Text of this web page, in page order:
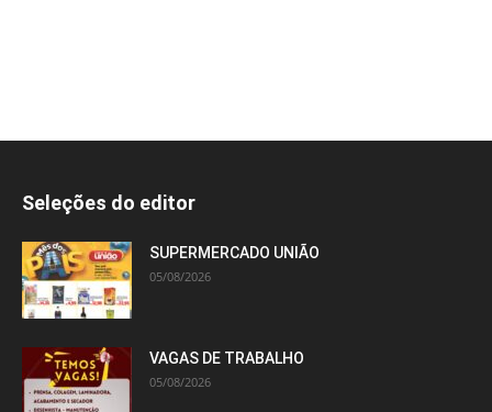
Seleções do editor
SUPERMERCADO UNIÃO
05/08/2026
VAGAS DE TRABALHO
05/08/2026